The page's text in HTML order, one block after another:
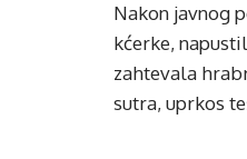
Nakon javnog
kćerke,
zahtevala
sutra, uprkos